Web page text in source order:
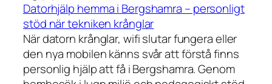
Datorhjälp hemma i Bergshamra – personligt
stöd när tekniken krånglar
När datorn krånglar, wifi slutar fungera eller
den nya mobilen känns svår att förstå finns
personlig hjälp att få i Bergshamra. Genom